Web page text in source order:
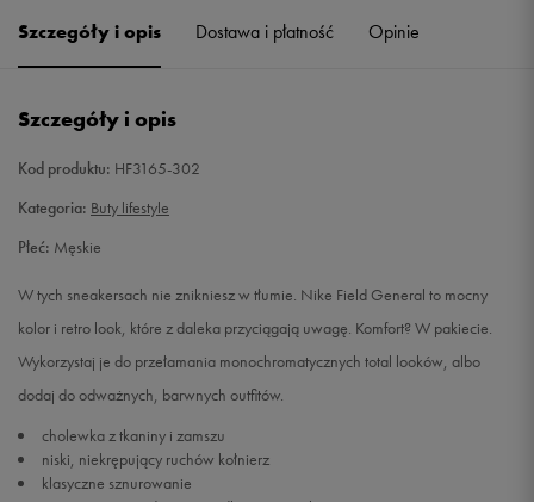
46 30 cm
Szczegóły i opis Dostawa i płatność Opinie
Szczegóły i opis
Kod produktu: HF3165-302
Kategoria: Buty lifestyle
Płeć: Męskie
W tych sneakersach nie znikniesz w tłumie. Nike Field General to mocny
kolor i retro look, które z daleka przyciągają uwagę. Komfort? W pakiecie.
Wykorzystaj je do przełamania monochromatycznych total looków, albo
dodaj do odważnych, barwnych outfitów.
cholewka z tkaniny i zamszu
niski, niekrępujący ruchów kołnierz
klasyczne sznurowanie